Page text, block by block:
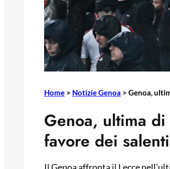
Home > Notizie Genoa > Genoa,
Genoa, ultima
favore dei